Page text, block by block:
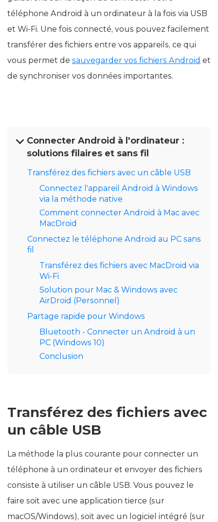
téléphone Android à un ordinateur à la fois via USB
et Wi-Fi. Une fois connecté, vous pouvez facilement
transférer des fichiers entre vos appareils, ce qui
vous permet de sauvegarder vos fichiers Android et
de synchroniser vos données importantes.
Connecter Android à l'ordinateur :
solutions filaires et sans fil
Transférez des fichiers avec un câble USB
Connectez l'appareil Android à Windows
via la méthode native
Comment connecter Android à Mac avec
MacDroid
Connectez le téléphone Android au PC sans
fil
Transférez des fichiers avec MacDroid via
Wi-Fi
Solution pour Mac & Windows avec
AirDroid (Personnel)
Partage rapide pour Windows
Bluetooth - Connecter un Android à un
PC (Windows 10)
Conclusion
Transférez des fichiers avec
un câble USB
La méthode la plus courante pour connecter un
téléphone à un ordinateur et envoyer des fichiers
consiste à utiliser un câble USB. Vous pouvez le
faire soit avec une application tierce (sur
macOS/Windows), soit avec un logiciel intégré (sur